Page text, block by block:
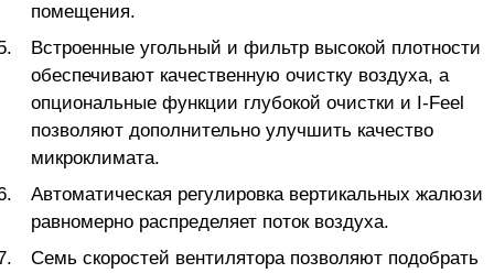
помещения.
Встроенные угольный и фильтр высокой плотности
обеспечивают качественную очистку воздуха, а
опциональные функции глубокой очистки и I-Feel
позволяют дополнительно улучшить качество
микроклимата.
Автоматическая регулировка вертикальных жалюзи
равномерно распределяет поток воздуха.
Семь скоростей вентилятора позволяют подобрать